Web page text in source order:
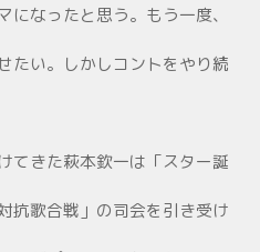
なったと思う。もう一度、
たい。しかしコントをやり続
てきた萩本欽一は「スター誕
抗歌合戦」の司会を引き受け